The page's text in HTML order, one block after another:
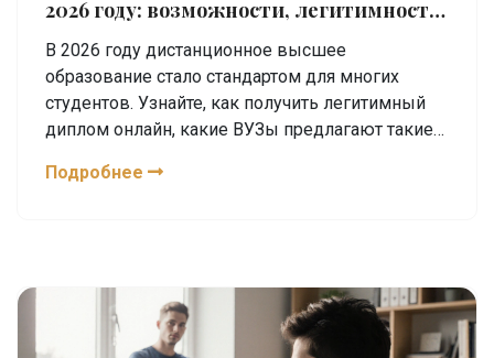
2026 году: возможности, легитимность
и реальные примеры
В 2026 году дистанционное высшее
образование стало стандартом для многих
студентов. Узнайте, как получить легитимный
диплом онлайн, какие ВУЗы предлагают такие
Реальные примеры и советы для выбора.
Подробнее